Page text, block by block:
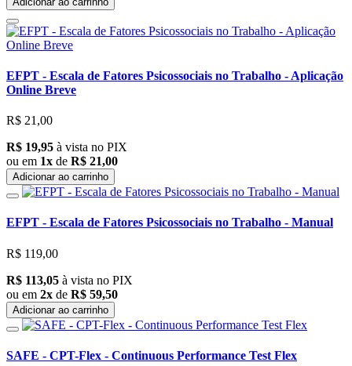
EFPT - Escala de Fatores Psicossociais no Trabalho - Aplicação
Online Breve
R$ 21,00
R$ 19,95 à vista no PIX
ou em 1x de R$ 21,00
Adicionar ao carrinho
EFPT - Escala de Fatores Psicossociais no Trabalho - Manual
R$ 119,00
R$ 113,05 à vista no PIX
ou em 2x de R$ 59,50
Adicionar ao carrinho
SAFE - CPT-Flex - Continuous Performance Test Flex